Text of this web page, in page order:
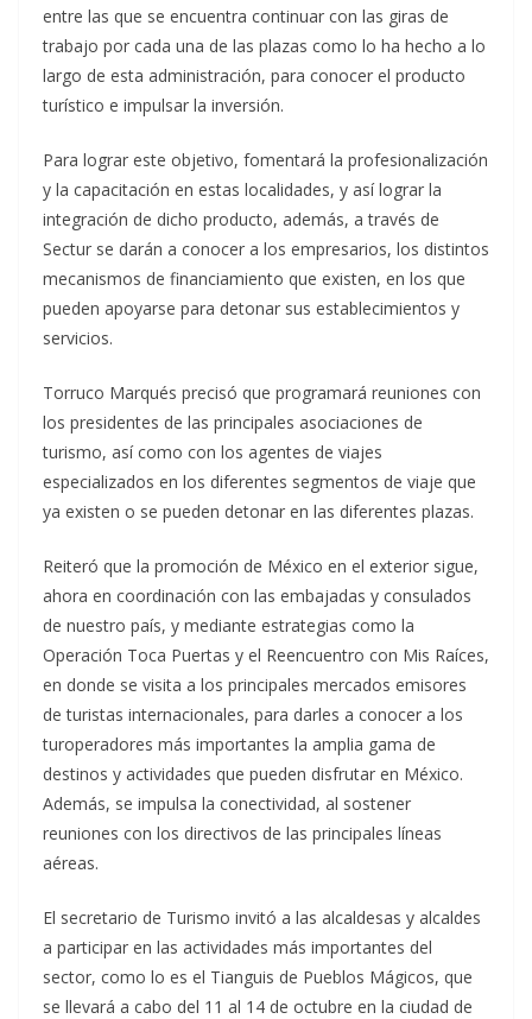
entre las que se encuentra continuar con las giras de
trabajo por cada una de las plazas como lo ha hecho a lo
largo de esta administración, para conocer el producto
turístico e impulsar la inversión.
Para lograr este objetivo, fomentará la profesionalización
y la capacitación en estas localidades, y así lograr la
integración de dicho producto, además, a través de
Sectur se darán a conocer a los empresarios, los distintos
mecanismos de financiamiento que existen, en los que
pueden apoyarse para detonar sus establecimientos y
servicios.
Torruco Marqués precisó que programará reuniones con
los presidentes de las principales asociaciones de
turismo, así como con los agentes de viajes
especializados en los diferentes segmentos de viaje que
ya existen o se pueden detonar en las diferentes plazas.
Reiteró que la promoción de México en el exterior sigue,
ahora en coordinación con las embajadas y consulados
de nuestro país, y mediante estrategias como la
Operación Toca Puertas y el Reencuentro con Mis Raíces,
en donde se visita a los principales mercados emisores
de turistas internacionales, para darles a conocer a los
turoperadores más importantes la amplia gama de
destinos y actividades que pueden disfrutar en México.
Además, se impulsa la conectividad, al sostener
reuniones con los directivos de las principales líneas
aéreas.
El secretario de Turismo invitó a las alcaldesas y alcaldes
a participar en las actividades más importantes del
sector, como lo es el Tianguis de Pueblos Mágicos, que
se llevará a cabo del 11 al 14 de octubre en la ciudad de